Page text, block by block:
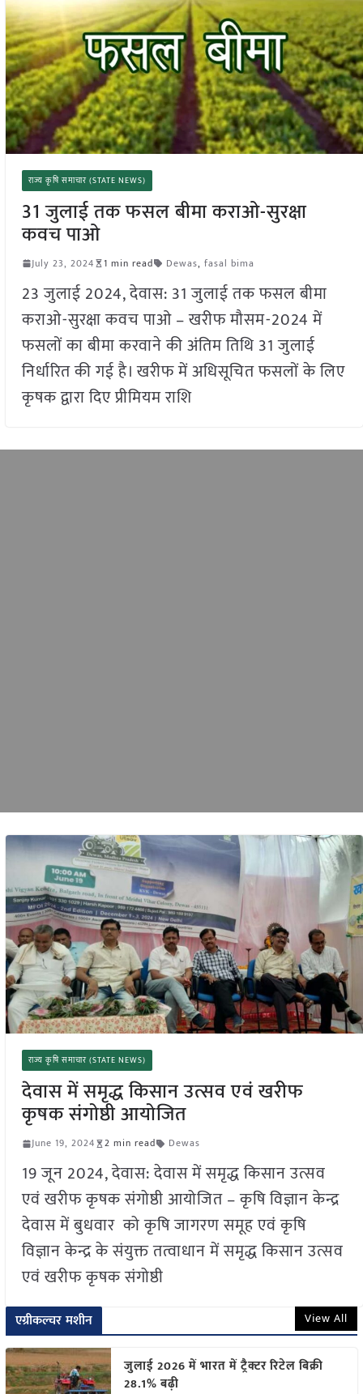
राज्य कृषि समाचार (STATE NEWS)
31 जुलाई तक फसल बीमा कराओ-सुरक्षा
कवच पाओ
July 23, 2024 1 min read Dewas, fasal bima
23 जुलाई 2024, देवास: 31 जुलाई तक फसल बीमा
कराओ-सुरक्षा कवच पाओ – खरीफ मौसम-2024 में
फसलों का बीमा करवाने की अंतिम तिथि 31 जुलाई
निर्धारित की गई है। खरीफ में अधिसूचित फसलों के लिए
कृषक द्वारा दिए प्रीमियम राशि
राज्य कृषि समाचार (STATE NEWS)
देवास में समृद्ध किसान उत्सव एवं खरीफ
कृषक संगोष्ठी आयोजित
June 19, 2024 2 min read Dewas
19 जून 2024, देवास: देवास में समृद्ध किसान उत्सव
एवं खरीफ कृषक संगोष्ठी आयोजित – कृषि विज्ञान केन्द्र
देवास में बुधवार को कृषि जागरण समूह एवं कृषि
विज्ञान केन्द्र के संयुक्त तत्वाधान में समृद्ध किसान उत्सव
एवं खरीफ कृषक संगोष्ठी
एग्रीकल्चर मशीन View All
जुलाई 2026 में भारत में ट्रैक्टर रिटेल बिक्री
28.1% बढ़ी